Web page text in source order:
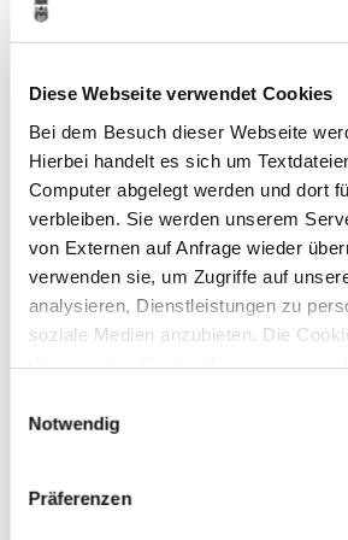
Diese Webseite verwendet Cookies
Bei dem Besuch dieser Webseite
Hierbei handelt es sich um
Computer abgelegt werden und dort
verbleiben. Sie werden unserem
von Externen auf Anfrage wieder
verwenden sie, um Zugriffe auf
analysieren, Dienstleistungen zu
soziale Medien anzubieten. Die
(USA) mit unzureichendem
Überwachungszwecken von
ohne dass Sie sich mit einem
Notwendig
Präferenzen
In Recklinghausen gibt es
Ikonen-Museum und die
Kunsthalle.Mehr
Bürgerbeteiligung
Online-Beteiligungsportal der
Stadtverwaltung
Bauleitplanung: Für
Flächennutzungsplan zu